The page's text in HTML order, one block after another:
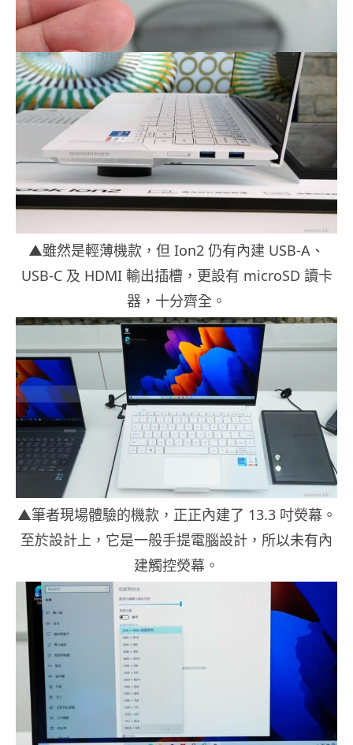
▲雖然是輕薄機款，但 Ion2 仍有內建 USB-A、
USB-C 及 HDMI 輸出插槽，更設有 microSD 讀卡
器，十分齊全。
▲筆者現場體驗的機款，正正內建了 13.3 吋熒幕。
至於設計上，它是一般手提電腦設計，所以未有內
建觸控熒幕。